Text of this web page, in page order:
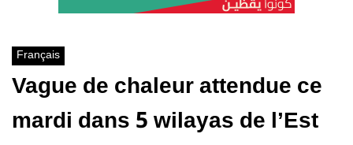
Français
Vague de chaleur attendue ce
mardi dans 5 wilayas de l’Est